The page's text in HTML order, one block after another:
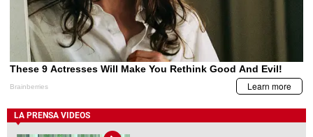
LA PRENSA VIDEOS